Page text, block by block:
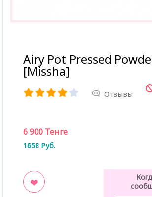
Airy Pot Pressed
[Missha]
Отзывы
6 900 Тенге
1658 Руб.